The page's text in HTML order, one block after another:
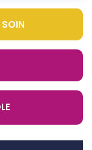
SOIN